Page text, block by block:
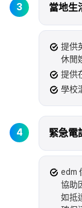
3 當地生
提供
休閒
提供
學校
4 緊急電
edm
協助
如抵